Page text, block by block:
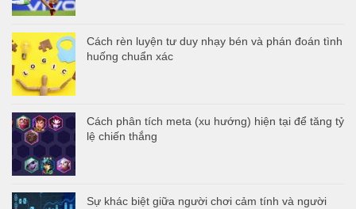
Cách rèn luyện tư duy nhạy bén và phán đoán tình
huống chuẩn xác
Cách phân tích meta (xu hướng) hiện tại để tăng tỷ
lệ chiến thắng
Sự khác biệt giữa người chơi cảm tính và người